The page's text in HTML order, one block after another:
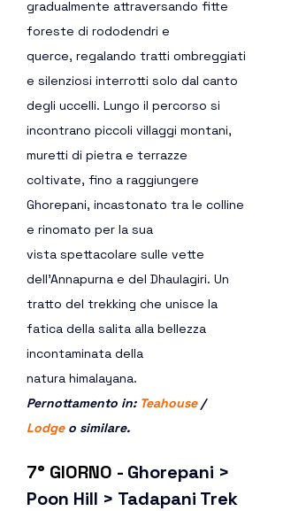
gradualmente attraversando fitte
foreste di rododendri e
querce, regalando tratti ombreggiati
e silenziosi interrotti solo dal canto
degli uccelli. Lungo il percorso si
incontrano piccoli villaggi montani,
muretti di pietra e terrazze
coltivate, fino a raggiungere
Ghorepani, incastonato tra le colline
e rinomato per la sua
vista spettacolare sulle vette
dell’Annapurna e del Dhaulagiri. Un
tratto del trekking che unisce la
fatica della salita alla bellezza
incontaminata della
natura himalayana.
Pernottamento in: Teahouse /
Lodge o similare.
7° GIORNO - Ghorepani >
Poon Hill > Tadapani Trek